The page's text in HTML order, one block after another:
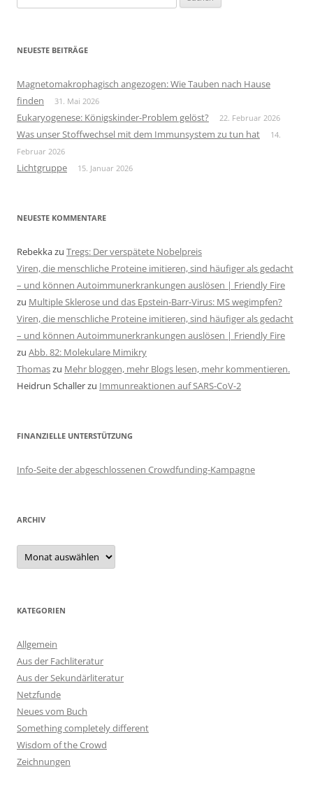
nach:
NEUESTE BEITRÄGE
Magnetomakrophagisch angezogen: Wie Tauben nach Hause
finden
31. Mai 2026
Eukaryogenese: Königskinder-Problem gelöst? 22. Februar 2026
Was unser Stoffwechsel mit dem Immunsystem zu tun hat
14.
Februar 2026
Lichtgruppe 15. Januar 2026
NEUESTE KOMMENTARE
Rebekkazu Tregs: Der verspätete Nobelpreis
Viren, die menschliche Proteine imitieren, sind häufiger als gedacht
– und können Autoimmunerkrankungen auslösen | Friendly Fire
zu Multiple Sklerose und das Epstein-Barr-Virus: MS wegimpfen?
Viren, die menschliche Proteine imitieren, sind häufiger als gedacht
– und können Autoimmunerkrankungen auslösen | Friendly Fire
zu Abb. 82: Molekulare Mimikry
Thomaszu Mehr bloggen, mehr Blogs lesen, mehr kommentieren.
Heidrun Schallerzu Immunreaktionen auf SARS-CoV-2
FINANZIELLE UNTERSTÜTZUNG
Info-Seite der abgeschlossenen Crowdfunding-Kampagne
ARCHIV
Archiv
KATEGORIEN
Allgemein
Aus der Fachliteratur
Aus der Sekundärliteratur
Netzfunde
Neues vom Buch
Something completely different
Wisdom of the Crowd
Zeichnungen